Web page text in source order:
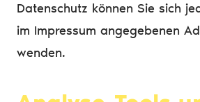
Datenschutz können Sie sich
im Impressum angegebenen
wenden.